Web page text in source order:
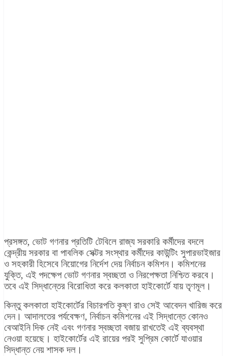
প্রসঙ্গত, ভোট গণনার প্রতিটি টেবিলে রাজ্য সরকারি কর্মীদের বদলে
কেন্দ্রীয় সরকার বা পাবলিক সেক্টর সংস্থার কর্মীদের কাউন্টিং সুপারভাইজার
ও সহকারী হিসেবে নিয়োগের নির্দেশ দেয় নির্বাচন কমিশন। কমিশনের
যুক্তি, এই পদক্ষেপ ভোট গণনার স্বচ্ছতা ও নিরপেক্ষতা নিশ্চিত করবে।
তবে এই সিদ্ধান্তের বিরোধিতা করে কলকাতা হাইকোর্টে যায় তৃণমূল।
কিন্তু কলকাতা হাইকোর্টের বিচারপতি কৃষ্ণ রাও সেই আবেদন খারিজ করে
দেন। আদালতের পর্যবেক্ষণ, নির্বাচন কমিশনের এই সিদ্ধান্তে কোনও
বেআইনি দিক নেই এবং গণনার স্বচ্ছতা বজায় রাখতেই এই ব্যবস্থা
নেওয়া হয়েছে। হাইকোর্টের এই রায়ের পরই সুপ্রিম কোর্টে যাওয়ার
সিদ্ধান্ত নেয় শাসক দল।